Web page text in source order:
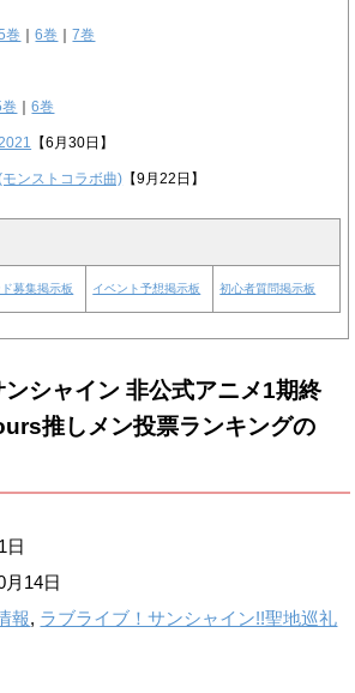
巻 ｜6巻 ｜7巻
｜6巻
【6月30日】
ンストコラボ曲) 【9月22日】
募集掲示板 イベント予想掲示板 初心者質問掲示板
シャイン 非公式アニメ1期終
推しメン投票ランキングの
日
月14日
報, ラブライブ！サンシャイン!!聖地巡礼